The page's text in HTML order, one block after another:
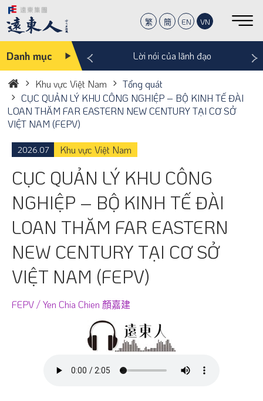
繁 簡 EN VN
Danh mục
khắc ấm lòng Lời nói của lãnh đạo
‹ ›
Trang
chủ
Khu vực Việt Nam
Tổng quát
CỤC QUẢN LÝ KHU CÔNG NGHIỆP – BỘ KINH TẾ ĐÀI
LOAN THĂM FAR EASTERN NEW CENTURY TẠI CƠ SỞ
VIỆT NAM (FEPV)
2026.07 Khu vực Việt Nam
CỤC QUẢN LÝ KHU CÔNG
NGHIỆP – BỘ KINH TẾ ĐÀI
LOAN THĂM FAR EASTERN
NEW CENTURY TẠI CƠ SỞ
VIỆT NAM (FEPV)
FEPV / Yen Chia Chien 顏嘉建